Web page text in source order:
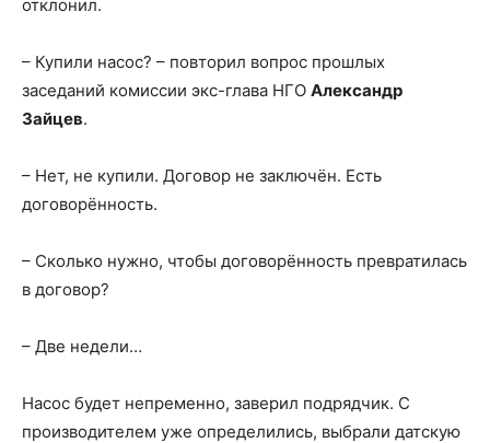
отклонил.
– Купили насос? – повторил вопрос прошлых
заседаний комиссии экс-глава НГО Александр
Зайцев.
– Нет, не купили. Договор не заключён. Есть
договорённость.
– Сколько нужно, чтобы договорённость превратилась
в договор?
– Две недели…
Насос будет непременно, заверил подрядчик. С
производителем уже определились, выбрали датскую